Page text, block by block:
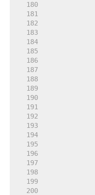
   180
   181
   182
   183
   184
   185
   186
   187
   188
   189
   190
   191
   192
   193
   194
   195
   196
   197
   198
   199
   200